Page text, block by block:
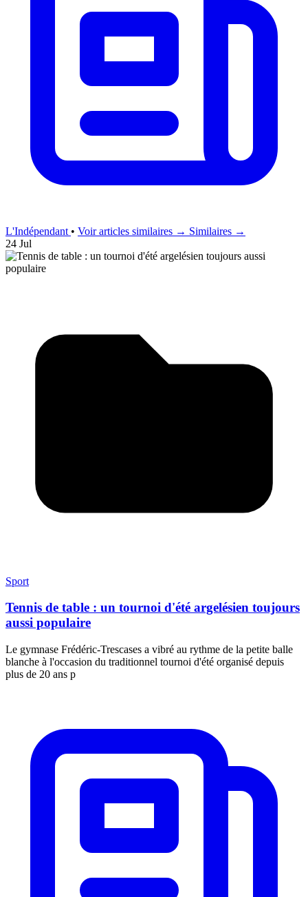
L'Indépendant • Voir articles similaires → Similaires →
24 Jul
Sport
Tennis de table : un tournoi d'été argelésien toujours
aussi populaire
Le gymnase Frédéric-Trescases a vibré au rythme de la petite balle
blanche à l'occasion du traditionnel tournoi d'été organisé depuis
plus de 20 ans p